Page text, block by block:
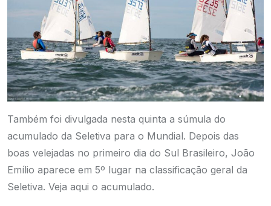
Também foi divulgada nesta quinta a súmula do
acumulado da Seletiva para o Mundial. Depois das
boas velejadas no primeiro dia do Sul Brasileiro, João
Emílio aparece em 5º lugar na classificação geral da
Seletiva. Veja aqui o acumulado.